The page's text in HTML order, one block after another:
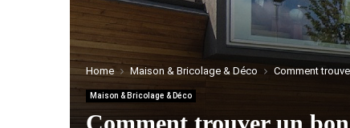
Home Maison & Bricolage & Déco Comment
Maison & Bricolage & Déco